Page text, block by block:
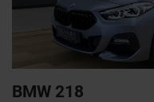
BMW 218